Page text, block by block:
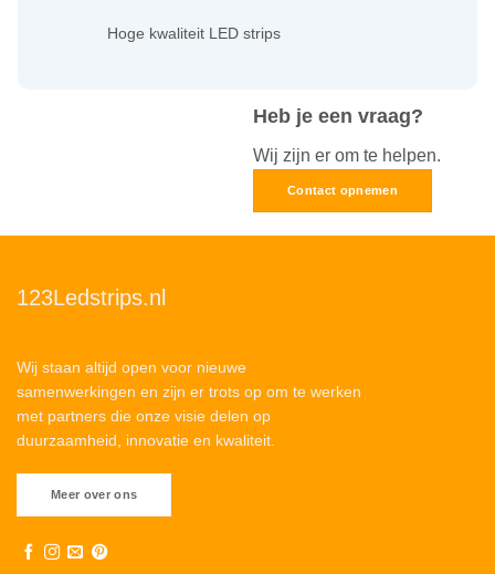
Heb je een vraag?
Wij zijn er om te helpen.
Contact opnemen
Hoge kwaliteit LED strips
123Ledstrips.nl
Wij staan altijd open voor nieuwe
samenwerkingen en zijn er trots op om te werken
met partners die onze visie delen op
duurzaamheid, innovatie en kwaliteit.
Meer over ons